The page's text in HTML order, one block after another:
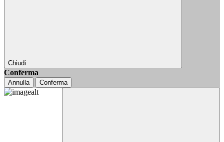
Chiudi
Conferma
Annulla Conferma